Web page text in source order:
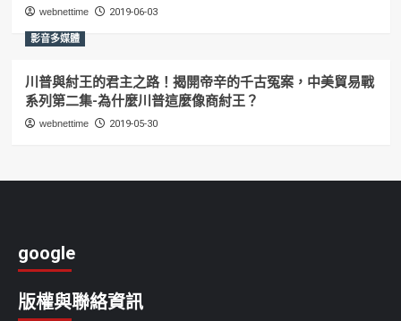
webnettime 2019-06-03
影音多媒體
川普與紂王的君主之路！揭開帝辛的千古冤案，中美貿易戰
系列第二集-為什麼川普這麼像商紂王？
webnettime 2019-05-30
google
版權與聯絡資訊